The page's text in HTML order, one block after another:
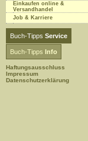
Einkaufen online &
Versandhandel
Job & Karriere
Buch-Tipps Service
Buch-Tipps Info
Haftungsausschluss
Impressum
Datenschutzerklärung